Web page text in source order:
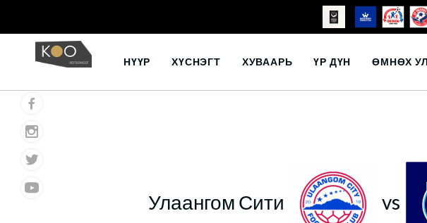
НҮҮР ХҮСНЭГТ ХУВААРЬ ҮР ДҮН ӨМНӨХ
Улаангом Сити vs